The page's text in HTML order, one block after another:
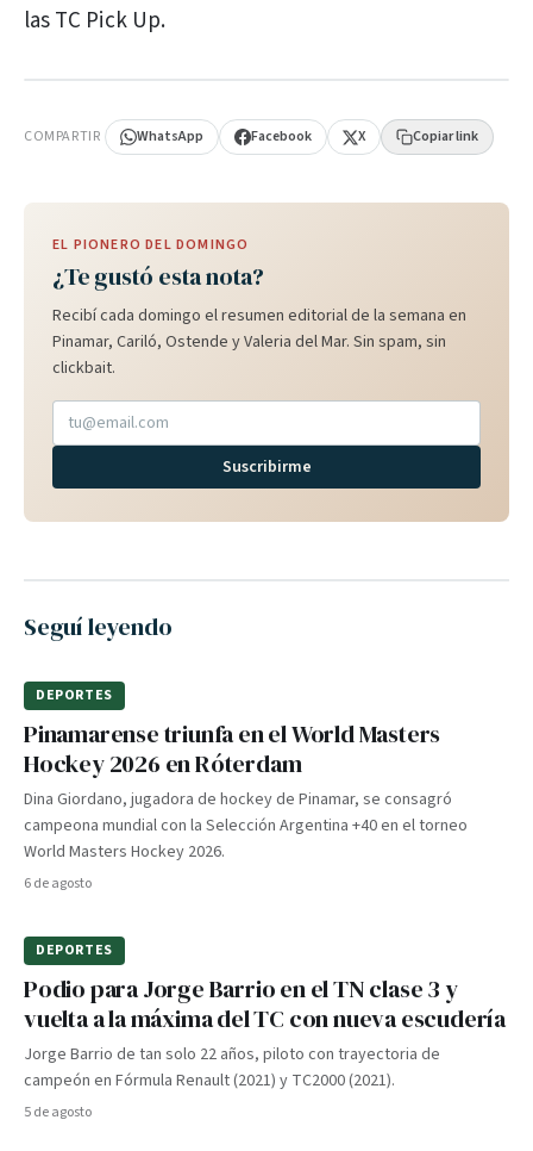
las TC Pick Up.
COMPARTIR WhatsApp Facebook X Copiar link
EL PIONERO DEL DOMINGO
¿Te gustó esta nota?
Recibí cada domingo el resumen editorial de la semana en
Pinamar, Cariló, Ostende y Valeria del Mar. Sin spam, sin
clickbait.
Suscribirme
Seguí leyendo
DEPORTES
Pinamarense triunfa en el World Masters
Hockey 2026 en Róterdam
Dina Giordano, jugadora de hockey de Pinamar, se consagró
campeona mundial con la Selección Argentina +40 en el torneo
World Masters Hockey 2026.
6 de agosto
DEPORTES
Podio para Jorge Barrio en el TN clase 3 y
vuelta a la máxima del TC con nueva escudería
Jorge Barrio de tan solo 22 años, piloto con trayectoria de
campeón en Fórmula Renault (2021) y TC2000 (2021).
5 de agosto